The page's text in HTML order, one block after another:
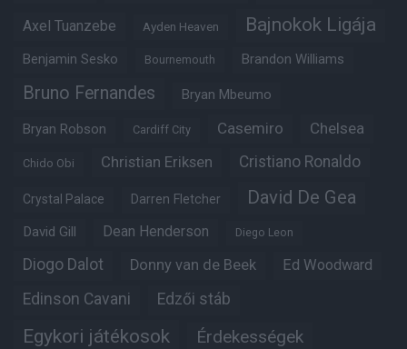
Axel Tuanzebe Ayden Heaven Bajnokok Ligája
Benjamin Sesko Bournemouth Brandon Williams
Bruno Fernandes Bryan Mbeumo
Bryan Robson Cardiff City Casemiro Chelsea
Chido Obi Christian Eriksen Cristiano Ronaldo
Crystal Palace Darren Fletcher David De Gea
David Gill Dean Henderson Diego Leon
Diogo Dalot Donny van de Beek Ed Woodward
Edinson Cavani Edzői stáb
Egykori játékosok Érdekességek